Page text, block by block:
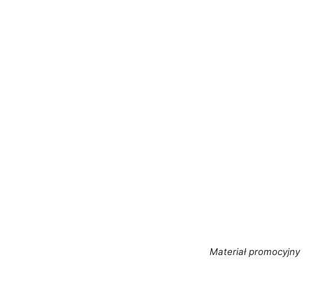
Materiał promocyjny